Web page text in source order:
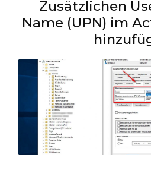
Zusätzlichen
Name (UPN) im